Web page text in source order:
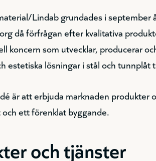
Lindab grundades i
då förfrågan efter kvalitativa
koncern som utvecklar, producerar
estetiska lösningar i stål och tunnplåt
är att erbjuda marknaden produkter
ett förenklat byggande.
och tjänster